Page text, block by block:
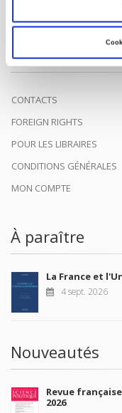
Maison d'édition
Presses de Sciences
CONTACTS
FOREIGN RIGHTS
POUR LES LIBRAIRES
CONDITIONS GÉNÉRALES
MON COMPTE
À paraître
La France et
4 sept. 2026
Nouveautés
Revue
2026